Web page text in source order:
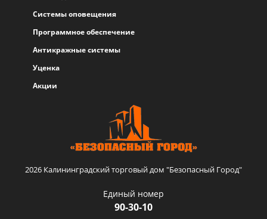
Системы оповещения
Программное обеспечение
Антикражные системы
Уценка
Акции
2026 Калининградский торговый дом "Безопасный Город"
Единый номер
90-30-10